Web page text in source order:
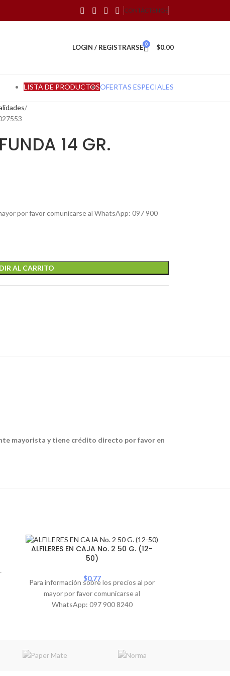
CONTÁCTENOS
LOGIN / REGISTRARSE 0 $0.00
LISTA DE PRODUCTOSOFERTAS ESPECIALES
14 GR.
por favor comunicarse al WhatsApp: 097 900
AL CARRITO
mayorista y tiene crédito directo por favor en
ALFILERES EN CAJA No. 2 50 G. (12-
50)
$0.77
Para información sobre los precios al por
mayor por favor comunicarse al
WhatsApp: 097 900 8240